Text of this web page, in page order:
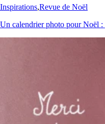
Inspirations,Revue de Noël
Un calendrier photo pour Noël :